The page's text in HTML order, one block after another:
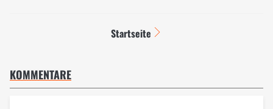
Startseite
KOMMENTARE